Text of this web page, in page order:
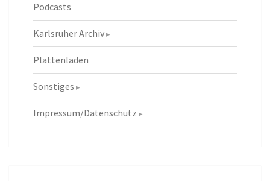
Podcasts
Karlsruher Archiv
Plattenläden
Sonstiges
Impressum/Datenschutz